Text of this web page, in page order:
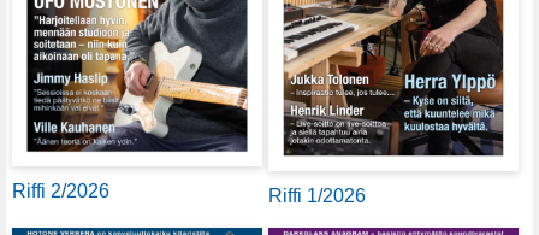
Riffi 2/2026 Riffi 1/2026